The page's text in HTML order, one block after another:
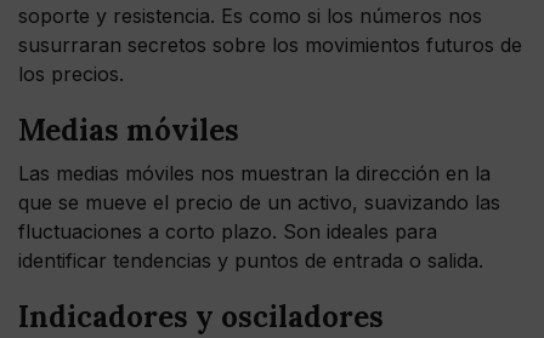
soporte y resistencia. Es como si los números nos
susurraran secretos sobre los movimientos futuros de
los precios.
Medias móviles
Las medias móviles nos muestran la dirección en la
que se mueve el precio de un activo, suavizando las
fluctuaciones a corto plazo. Son ideales para
identificar tendencias y puntos de entrada o salida.
Indicadores y osciladores